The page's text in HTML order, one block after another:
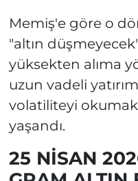
Memiş'e göre o
"altın düşmeyecek"
yüksekten alıma
uzun vadeli
volatiliteyi
yaşandı.
25 NİSAN